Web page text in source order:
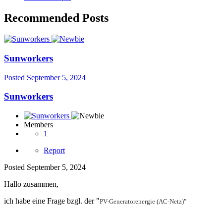
Recommended Posts
Sunworkers
Posted September 5, 2024
Sunworkers
Members
1
Report
Posted September 5, 2024
Hallo zusammen,
ich habe eine Frage bzgl. der "PV-Generatorenergie (AC-Netz)"